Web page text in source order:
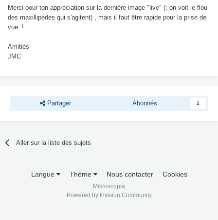
Merci pour ton appréciation sur la dernière image "live" (: on voit le flou
des maxillipédes qui s'agitent) , mais il faut être rapide pour la prise de
vue. !
Amitiés
JMC
Partager Abonnés 1
Aller sur la liste des sujets
Langue Thème Nous contacter Cookies
Mikroscopia
Powered by Invision Community